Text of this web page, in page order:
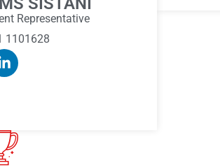
Representative
1101628